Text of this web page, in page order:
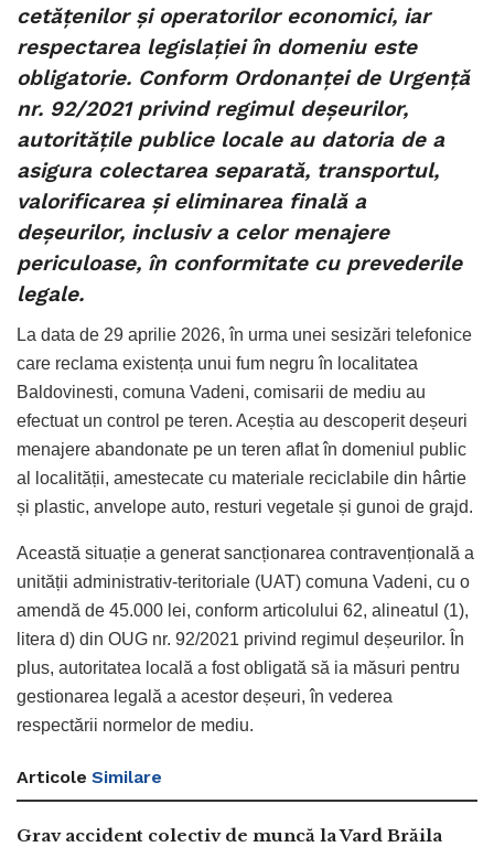
cetățenilor și operatorilor economici, iar
respectarea legislației în domeniu este
obligatorie. Conform Ordonanței de Urgență
nr. 92/2021 privind regimul deșeurilor,
autoritățile publice locale au datoria de a
asigura colectarea separată, transportul,
valorificarea și eliminarea finală a
deșeurilor, inclusiv a celor menajere
periculoase, în conformitate cu prevederile
legale.
La data de 29 aprilie 2026, în urma unei sesizări telefonice
care reclama existența unui fum negru în localitatea
Baldovinesti, comuna Vadeni, comisarii de mediu au
efectuat un control pe teren. Aceștia au descoperit deșeuri
menajere abandonate pe un teren aflat în domeniul public
al localității, amestecate cu materiale reciclabile din hârtie
și plastic, anvelope auto, resturi vegetale și gunoi de grajd.
Această situație a generat sancționarea contravențională a
unității administrativ-teritoriale (UAT) comuna Vadeni, cu o
amendă de 45.000 lei, conform articolului 62, alineatul (1),
litera d) din OUG nr. 92/2021 privind regimul deșeurilor. În
plus, autoritatea locală a fost obligată să ia măsuri pentru
gestionarea legală a acestor deșeuri, în vederea
respectării normelor de mediu.
Articole Similare
Grav accident colectiv de muncă la Vard Brăila